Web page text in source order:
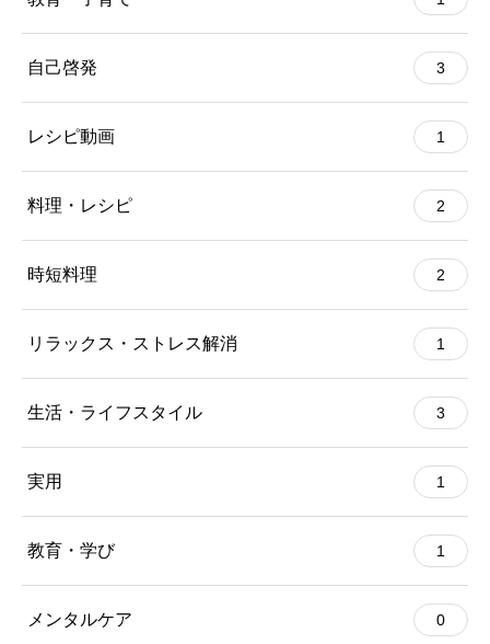
自己啓発 3
レシピ動画 1
料理・レシピ 2
時短料理 2
リラックス・ストレス解消 1
生活・ライフスタイル 3
実用 1
教育・学び 1
メンタルケア 0